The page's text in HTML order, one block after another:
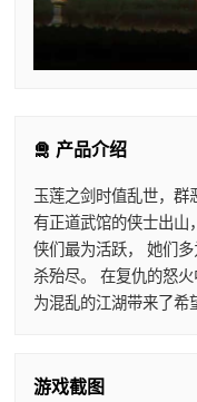
🛅 产品介绍
玉莲之剑时值乱世，群
有正道武馆的侠士出山
侠们最为活跃， 她们
杀殆尽。 在复仇的怒
为混乱的江湖带来了希
游戏截图